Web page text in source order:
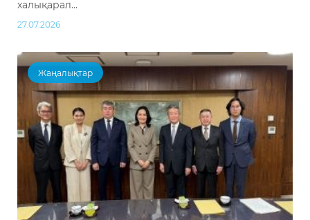
халықарал...
27.07.2026
Жаңалықтар